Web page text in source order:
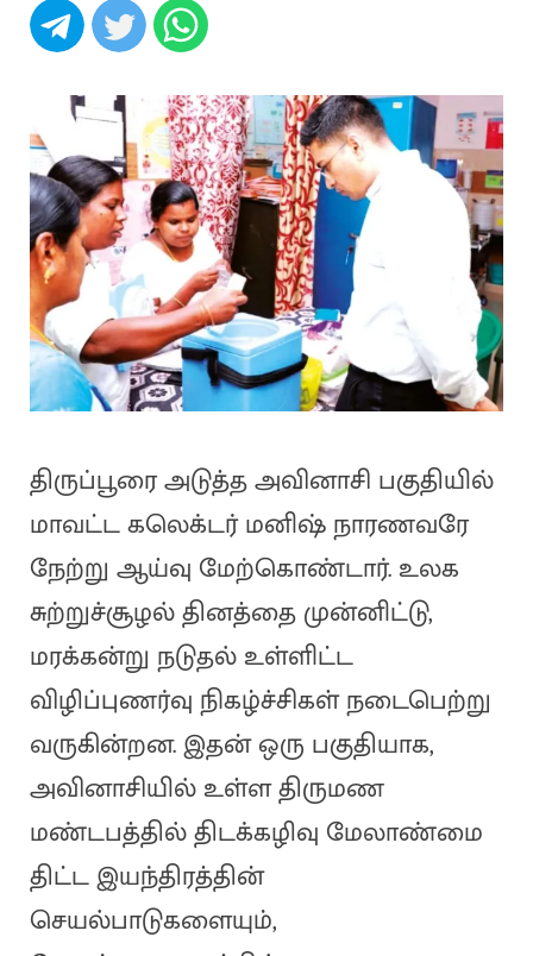
திருப்பூரை அடுத்த அவினாசி பகுதியில்
மாவட்ட கலெக்டர் மனிஷ் நாரணவரே
நேற்று ஆய்வு மேற்கொண்டார். உலக
சுற்றுச்சூழல் தினத்தை முன்னிட்டு,
மரக்கன்று நடுதல் உள்ளிட்ட
விழிப்புணர்வு நிகழ்ச்சிகள் நடைபெற்று
வருகின்றன. இதன் ஒரு பகுதியாக,
அவினாசியில் உள்ள திருமண
மண்டபத்தில் திடக்கழிவு மேலாண்மை
திட்ட இயந்திரத்தின்
செயல்பாடுகளையும்,